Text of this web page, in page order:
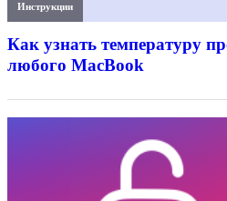
Инструкции
Как узнать температуру
любого MacBook